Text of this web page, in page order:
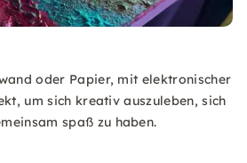
oder Papier, mit elektronischer
um sich kreativ auszuleben, sich
spaß zu haben.